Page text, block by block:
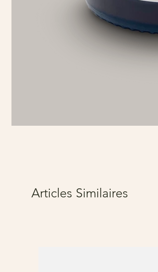
Articles Similaires